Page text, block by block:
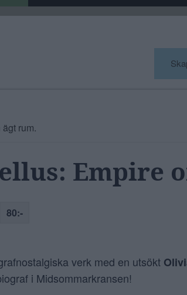
rum.
Empire
80:-
verk med en utsökt
i Midsommarkransen!